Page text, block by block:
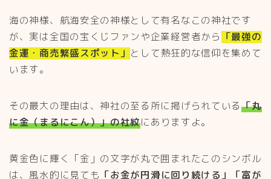
海の神様、航海安全の神様として有名なこの神社です
が、実は全国の宝くじファンや企業経営者から 「最強の
金運・商売繁盛スポット」 として熱狂的な信仰を集めて
います。
その最大の理由は、神社の至る所に掲げられている「丸
に金（まるにこん）」の社紋にありますよ。
黄金色に輝く「金」の文字が丸で囲まれたこのシンボル
は、風水的に見ても 「お金が円滑に回り続ける」「富が